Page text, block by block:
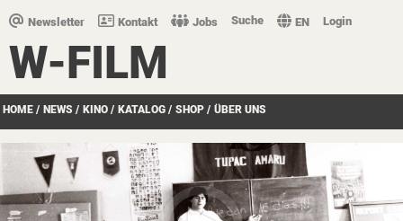
Newsletter Kontakt Jobs Suche EN Login
W-FILM
HOME / NEWS / KINO / KATALOG / SHOP / ÜBER UNS